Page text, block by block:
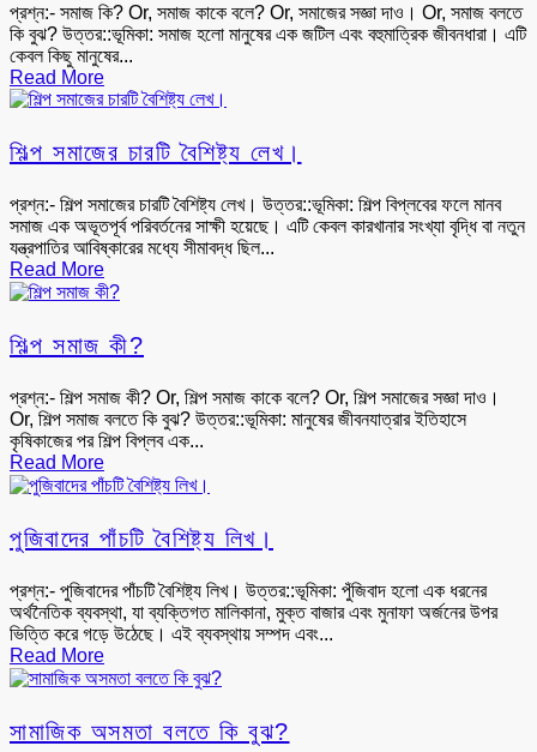
প্রশ্ন:- সমাজ কি? Or, সমাজ কাকে বলে? Or, সমাজের সজ্ঞা দাও। Or, সমাজ বলতে
কি বুঝ? উত্তর::ভূমিকা: সমাজ হলো মানুষের এক জটিল এবং বহুমাত্রিক জীবনধারা। এটি
কেবল কিছু মানুষের...
Read More
শিল্প সমাজের চারটি বৈশিষ্ট্য লেখ।
প্রশ্ন:- শিল্প সমাজের চারটি বৈশিষ্ট্য লেখ। উত্তর::ভূমিকা: শিল্প বিপ্লবের ফলে মানব
সমাজ এক অভূতপূর্ব পরিবর্তনের সাক্ষী হয়েছে। এটি কেবল কারখানার সংখ্যা বৃদ্ধি বা নতুন
যন্ত্রপাতির আবিষ্কারের মধ্যে সীমাবদ্ধ ছিল...
Read More
শিল্প সমাজ কী?
প্রশ্ন:- শিল্প সমাজ কী? Or, শিল্প সমাজ কাকে বলে? Or, শিল্প সমাজের সজ্ঞা দাও।
Or, শিল্প সমাজ বলতে কি বুঝ? উত্তর::ভূমিকা: মানুষের জীবনযাত্রার ইতিহাসে
কৃষিকাজের পর শিল্প বিপ্লব এক...
Read More
পুজিবাদের পাঁচটি বৈশিষ্ট্য লিখ।
প্রশ্ন:- পুজিবাদের পাঁচটি বৈশিষ্ট্য লিখ। উত্তর::ভূমিকা: পুঁজিবাদ হলো এক ধরনের
অর্থনৈতিক ব্যবস্থা, যা ব্যক্তিগত মালিকানা, মুক্ত বাজার এবং মুনাফা অর্জনের উপর
ভিত্তি করে গড়ে উঠেছে। এই ব্যবস্থায় সম্পদ এবং...
Read More
সামাজিক অসমতা বলতে কি বুঝ?